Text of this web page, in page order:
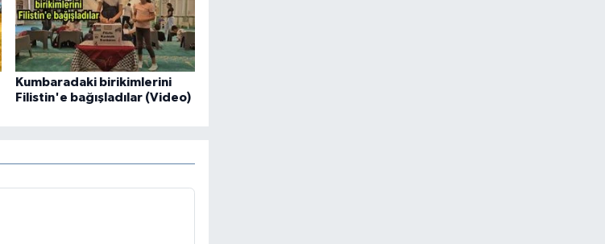
Kumbaradaki birikimlerini
Filistin'e bağışladılar (Video)